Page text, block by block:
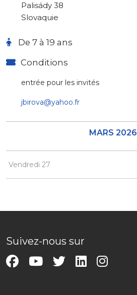
Palisády 38
Slovaquie
De 7 à 19 ans
Conditions
entrée pour les invités
jbirova@yahoo.fr
MARS 2026
Vendredi 27
Suivez-nous sur